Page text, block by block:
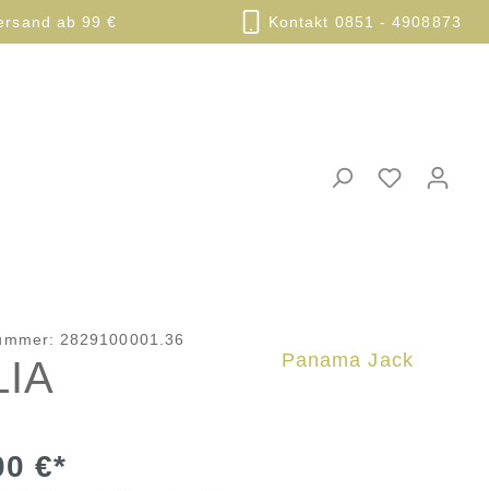
ab 99 € Kontakt 0851 - 4908873
2829100001.36
Panama Jack
€*